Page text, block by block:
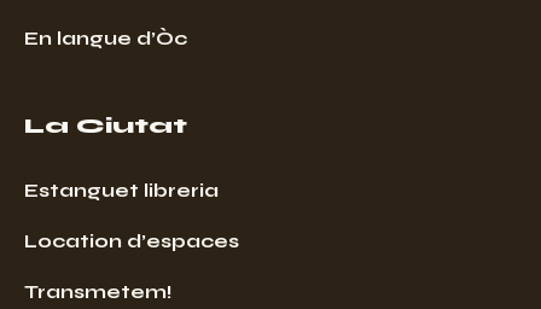
En langue d’Òc
La Ciutat
Estanguet libreria
Location d’espaces
Transmetem!